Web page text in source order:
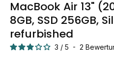
MacBook Air 13"
8GB, SSD 256GB,
refurbished
3 / 5 - 2